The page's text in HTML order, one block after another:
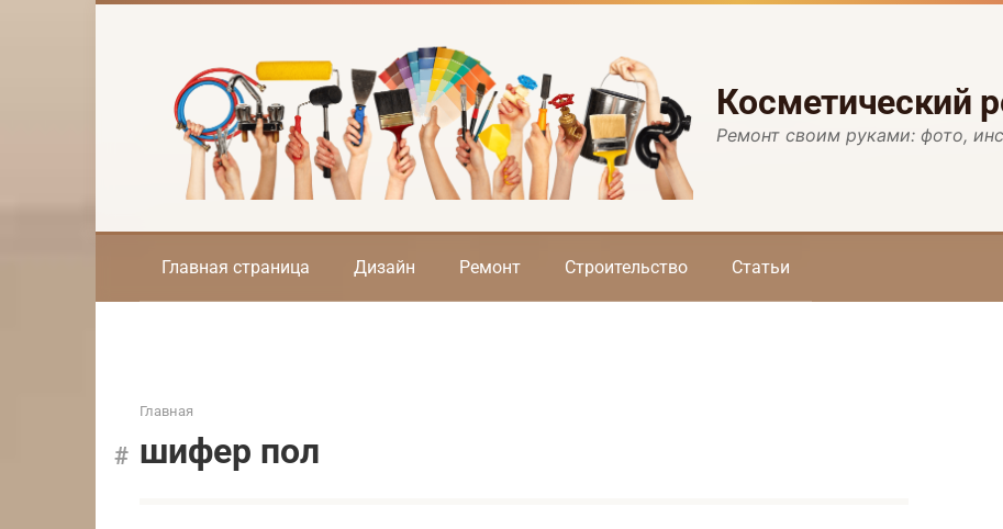
Косметический
Ремонт своим руками: фото,
Главная страница Дизайн Ремонт Строительство Статьи
Главная
шифер пол